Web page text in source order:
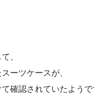
、
ーツケースが、
確認されていたよう